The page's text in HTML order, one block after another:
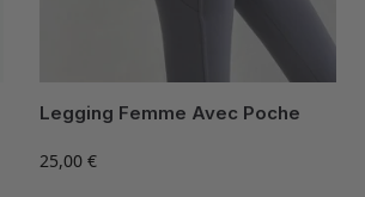
Legging Femme Avec Poche
25,00 €